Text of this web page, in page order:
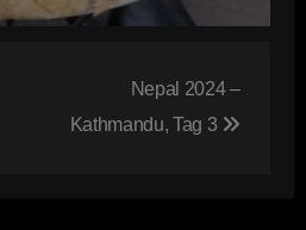
Nepal 2024 –
Kathmandu, Tag 3